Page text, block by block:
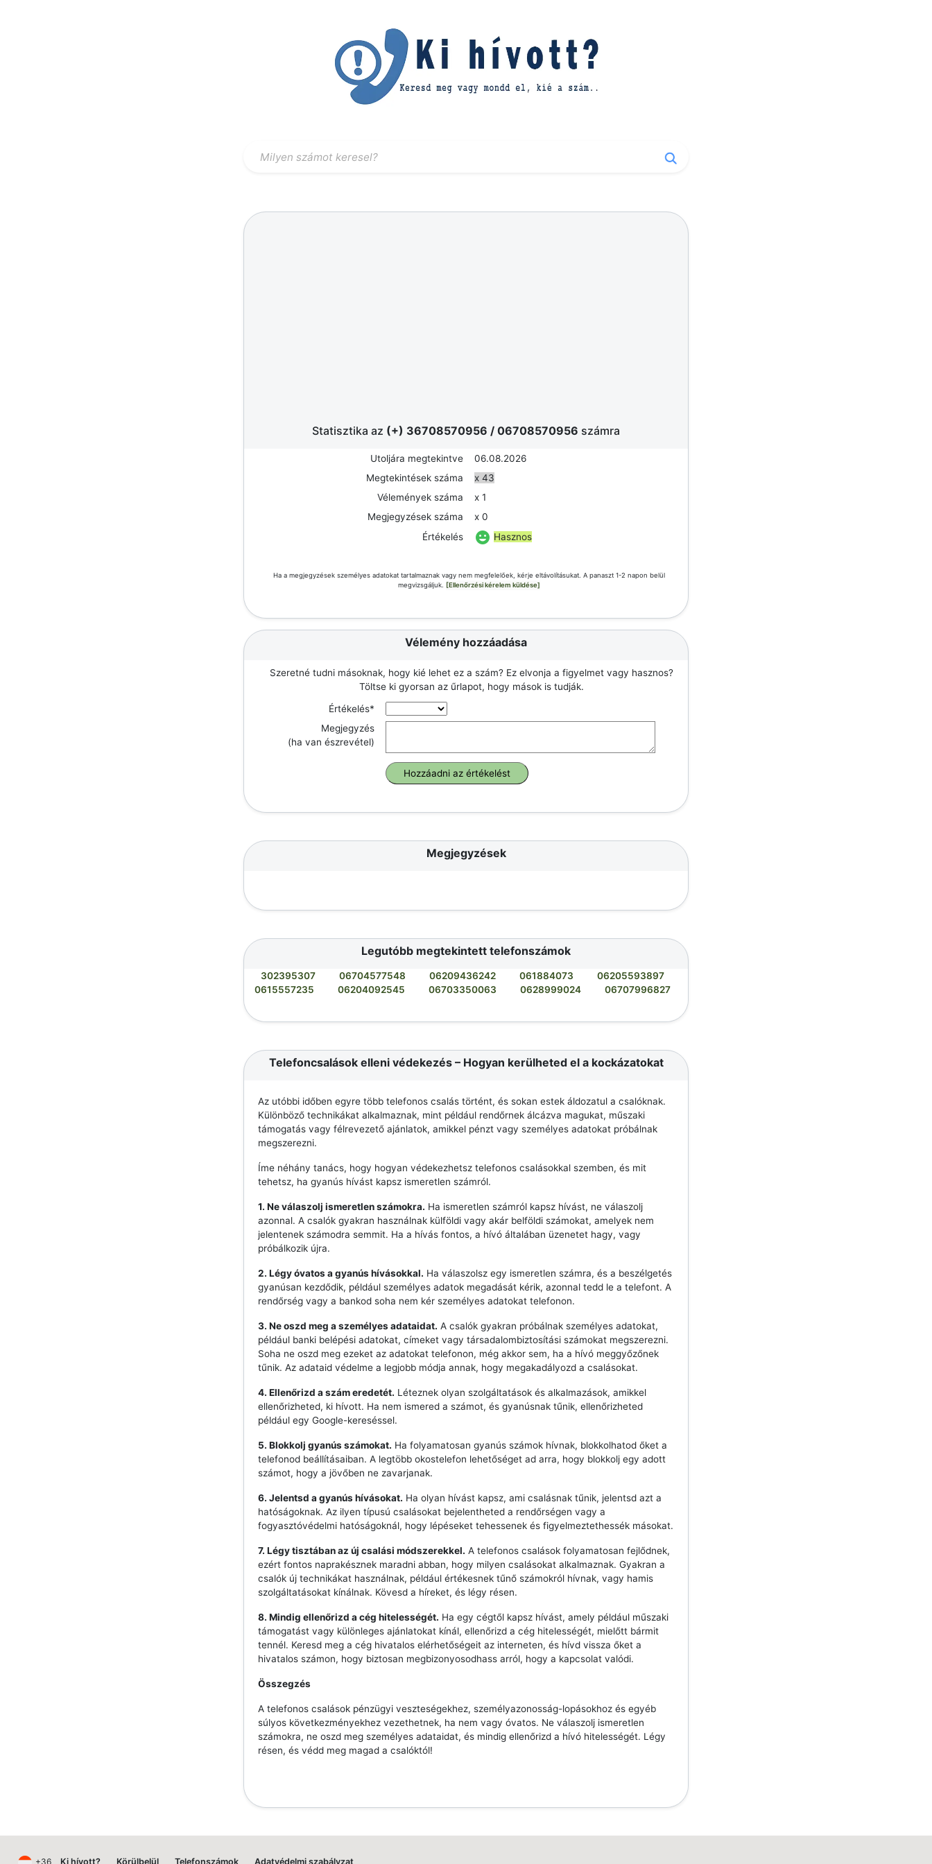
Statisztika az (+) 36708570956 / 06708570956 számra
Utoljára megtekintve
06.08.2026
Megtekintések száma
x 43
Vélemények száma
x 1
Megjegyzések száma
x 0
Értékelés
Hasznos
Ha a megjegyzések személyes adatokat tartalmaznak vagy nem megfelelőek, kérje eltávolításukat. A panaszt 1-2 napon belül
megvizsgáljuk.
[Ellenőrzési kérelem küldése]
Vélemény hozzáadása
Szeretné tudni másoknak, hogy kié lehet ez a szám? Ez elvonja a figyelmet vagy hasznos?
Töltse ki gyorsan az űrlapot, hogy mások is tudják.
Értékelés*
Megjegyzés
(ha van észrevétel)
Megjegyzések
Legutóbb megtekintett telefonszámok
302395307 06704577548 06209436242 061884073
06205593897
0615557235
06204092545 06703350063 0628999024 06707996827
Telefoncsalások elleni védekezés – Hogyan kerülheted el a kockázatokat
Az utóbbi időben egyre több telefonos csalás történt, és sokan estek áldozatul a csalóknak.
Különböző technikákat alkalmaznak, mint például rendőrnek álcázva magukat, műszaki
támogatás vagy félrevezető ajánlatok, amikkel pénzt vagy személyes adatokat próbálnak
megszerezni.
Íme néhány tanács, hogy hogyan védekezhetsz telefonos csalásokkal szemben, és mit
tehetsz, ha gyanús hívást kapsz ismeretlen számról.
1. Ne válaszolj ismeretlen számokra. Ha ismeretlen számról kapsz hívást, ne válaszolj
azonnal. A csalók gyakran használnak külföldi vagy akár belföldi számokat, amelyek nem
jelentenek számodra semmit. Ha a hívás fontos, a hívó általában üzenetet hagy, vagy
próbálkozik újra.
2. Légy óvatos a gyanús hívásokkal. Ha válaszolsz egy ismeretlen számra, és a beszélgetés
gyanúsan kezdődik, például személyes adatok megadását kérik, azonnal tedd le a telefont. A
rendőrség vagy a bankod soha nem kér személyes adatokat telefonon.
3. Ne oszd meg a személyes adataidat. A csalók gyakran próbálnak személyes adatokat,
például banki belépési adatokat, címeket vagy társadalombiztosítási számokat megszerezni.
Soha ne oszd meg ezeket az adatokat telefonon, még akkor sem, ha a hívó meggyőzőnek
tűnik. Az adataid védelme a legjobb módja annak, hogy megakadályozd a csalásokat.
4. Ellenőrizd a szám eredetét. Léteznek olyan szolgáltatások és alkalmazások, amikkel
ellenőrizheted, ki hívott. Ha nem ismered a számot, és gyanúsnak tűnik, ellenőrizheted
például egy Google-kereséssel.
5. Blokkolj gyanús számokat. Ha folyamatosan gyanús számok hívnak, blokkolhatod őket a
telefonod beállításaiban. A legtöbb okostelefon lehetőséget ad arra, hogy blokkolj egy adott
számot, hogy a jövőben ne zavarjanak.
6. Jelentsd a gyanús hívásokat. Ha olyan hívást kapsz, ami csalásnak tűnik, jelentsd azt a
hatóságoknak. Az ilyen típusú csalásokat bejelentheted a rendőrségen vagy a
fogyasztóvédelmi hatóságoknál, hogy lépéseket tehessenek és figyelmeztethessék másokat.
7. Légy tisztában az új csalási módszerekkel. A telefonos csalások folyamatosan fejlődnek,
ezért fontos naprakésznek maradni abban, hogy milyen csalásokat alkalmaznak. Gyakran a
csalók új technikákat használnak, például értékesnek tűnő számokról hívnak, vagy hamis
szolgáltatásokat kínálnak. Kövesd a híreket, és légy résen.
8. Mindig ellenőrizd a cég hitelességét. Ha egy cégtől kapsz hívást, amely például műszaki
támogatást vagy különleges ajánlatokat kínál, ellenőrizd a cég hitelességét, mielőtt bármit
tennél. Keresd meg a cég hivatalos elérhetőségeit az interneten, és hívd vissza őket a
hivatalos számon, hogy biztosan megbizonyosodhass arról, hogy a kapcsolat valódi.
Összegzés
A telefonos csalások pénzügyi veszteségekhez, személyazonosság-lopásokhoz és egyéb
súlyos következményekhez vezethetnek, ha nem vagy óvatos. Ne válaszolj ismeretlen
számokra, ne oszd meg személyes adataidat, és mindig ellenőrizd a hívó hitelességét. Légy
résen, és védd meg magad a csalóktól!
+36 Ki hívott? Körülbelül Telefonszámok Adatvédelmi szabályzat